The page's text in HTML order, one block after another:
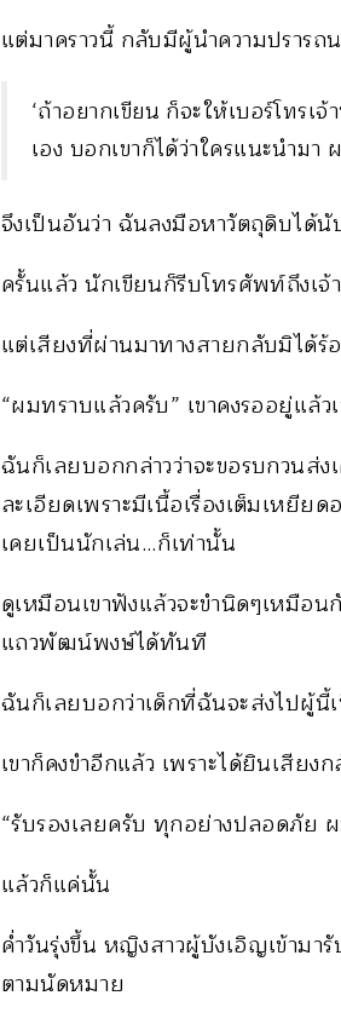
แต่มาคราวนี้ กลับมีผู้นำความปราร
‘ถ้าอยากเขียน ก็จะให้เบอร์โทรเ
เอง บอกเขาก็ได้ว่าใครแนะนำม
จึงเป็นอันว่า ฉันลงมือหาวัตถุดิบได้นั
ครั้นแล้ว นักเขียนก็รีบโทรศัพท์ถึงเ
แต่เสียงที่ผ่านมาทางสายกลับมิได้
“ผมทราบแล้วครับ” เขาคงรออยู่แล้ว
ฉันก็เลยบอกกล่าวว่าจะขอรบกวนส่
ละเอียดเพราะมีเนื้อเรื่องเต็มเหยี
เคยเป็นนักเล่น…ก็เท่านั้น
ดูเหมือนเขาฟังแล้วจะขำนิดๆเหมื
แถวพัฒน์พงษ์ได้ทันที
ฉันก็เลยบอกว่าเด็กที่ฉันจะส่งไปผู้
เขาก็คงขำอีกแล้ว เพราะได้ยินเสียงก
“รับรองเลยครับ ทุกอย่างปลอดภัย
แล้วก็แค่นั้น
ค่ำวันรุ่งขึ้น หญิงสาวผู้บังเอิญเข้าม
ตามนัดหมาย